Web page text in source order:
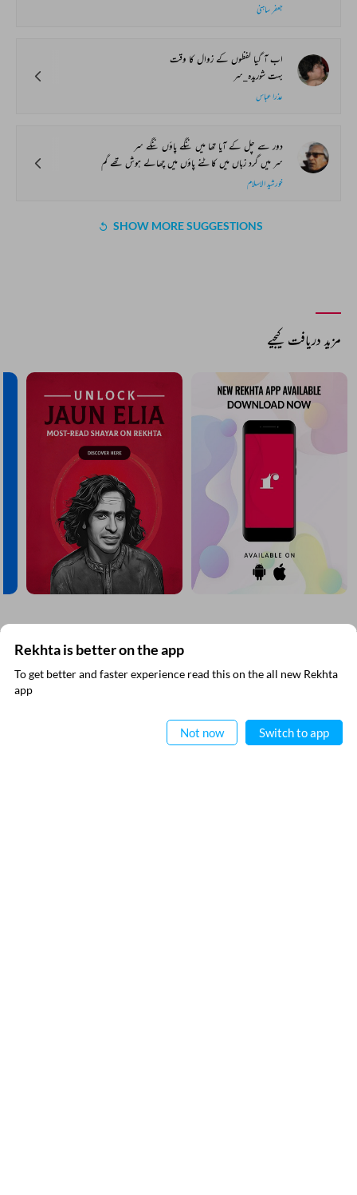
جعفر ساہنی
اب آ گیا لفظوں کے زوال کا وقت
بہت شوریدہ_سر
عذرا عباس
دور سے چل کے آیا تھا میں ننگے پاؤں ننگے سر
سر میں گرد زباں میں کاٹنے پاؤں میں چھالے ہوش تھے گم
خورشید الاسلام
SHOW MORE SUGGESTIONS
Comment
Rekhta is better on the app
To get better and faster experience read this on the all new Rekhta
app
Not now Switch to app